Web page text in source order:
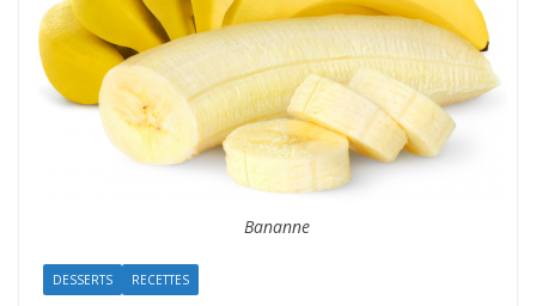
Bananne
DESSERTS RECETTES